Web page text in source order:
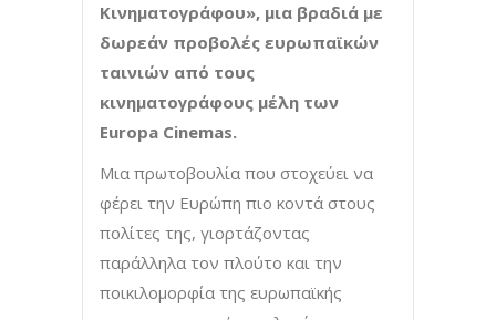
Κινηματογράφου», μια βραδιά με
δωρεάν προβολές ευρωπαϊκών
ταινιών από τους
κινηματογράφους μέλη των
Europa Cinemas.
Μια πρωτοβουλία που στοχεύει να
φέρει την Ευρώπη πιο κοντά στους
πολίτες της, γιορτάζοντας
παράλληλα τον πλούτο και την
ποικιλομορφία της ευρωπαϊκής